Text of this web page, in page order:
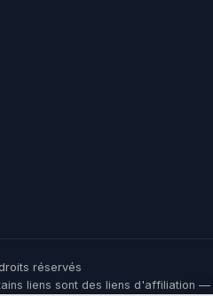
réservés
liens sont des liens d'affiliation —